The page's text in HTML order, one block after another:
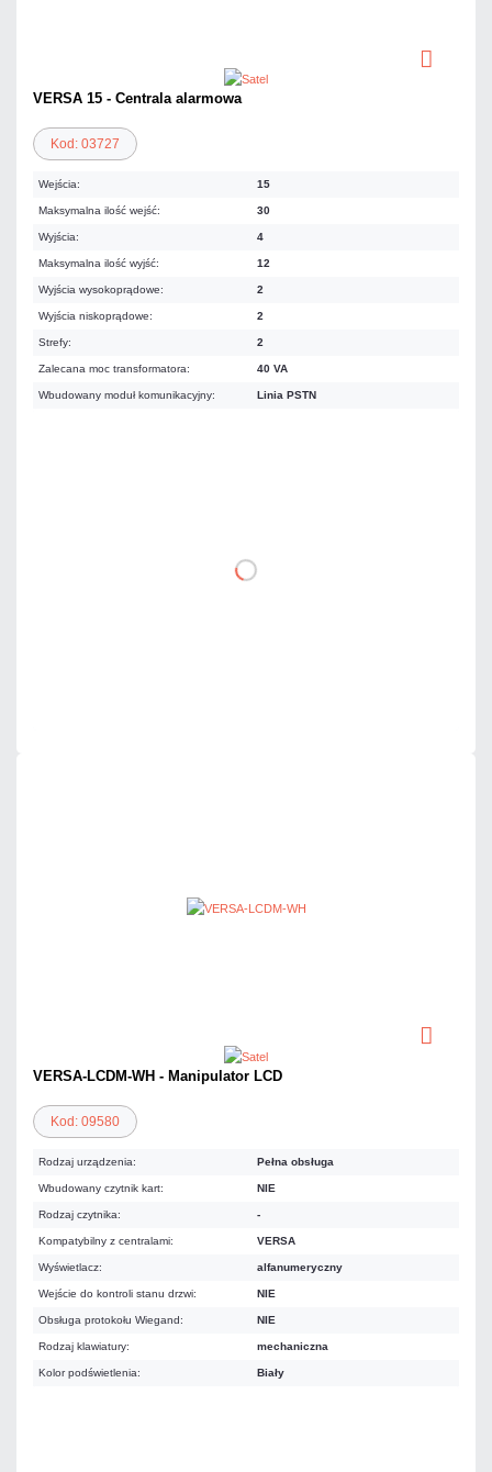
VERSA 15 - Centrala alarmowa
Kod: 03727
Wejścia: 15
Maksymalna ilość wejść: 30
Wyjścia: 4
Maksymalna ilość wyjść: 12
Wyjścia wysokoprądowe: 2
Wyjścia niskoprądowe: 2
Strefy: 2
Zalecana moc transformatora: 40 VA
Wbudowany moduł komunikacyjny: Linia PSTN
DO KOSZYKA
VERSA-LCDM-WH - Manipulator LCD
Kod: 09580
Rodzaj urządzenia: Pełna obsługa
Wbudowany czytnik kart: NIE
Rodzaj czytnika: -
Kompatybilny z centralami: VERSA
Wyświetlacz: alfanumeryczny
Wejście do kontroli stanu drzwi: NIE
Obsługa protokołu Wiegand: NIE
Rodzaj klawiatury: mechaniczna
Kolor podświetlenia: Biały